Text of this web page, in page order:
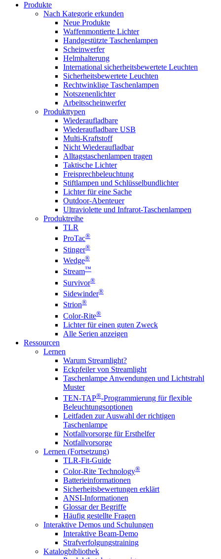
Produkte
Nach Kategorie erkunden
Neue Produkte
Waffenmontierte Lichter
Handgestützte Taschenlampen
Scheinwerfer
Helmhalterung
International sicherheitsbewertete Leuchten
Sicherheitsbewertete Leuchten
Rechtwinklige Taschenlampen
Notszenenlichter
Arbeitsscheinwerfer
Produkttypen
Wiederaufladbare
Wiederaufladbare USB
Multi-Kraftstoff
Nicht Wiederaufladbar
Alltagstaschenlampen tragen
Taktische Lichter
Freisprechbeleuchtung
Stiftlampen und Schlüsselbundlichter
Lichter für eine Sache
Outdoor-Abenteuer
Ultraviolette und Infrarot-Taschenlampen
Produktreihe
TLR
ProTac®
Stinger®
Wedge®
Stream™
Survivor®
Sidewinder®
Strion®
Color-Rite®
Lichter für einen guten Zweck
Alle Serien anzeigen
Ressourcen
Lernen
Warum Streamlight?
Eckpfeiler von Streamlight
Taschenlampe Anwendungen und Lichtstrahl
Muster
TEN-TAP®-Programmierung für flexible
Beleuchtungsoptionen
Leitfaden zur Auswahl der richtigen
Taschenlampe
Notfallvorsorge für Ersthelfer
Notfallvorsorge
Lernen (Fortsetzung)
TLR-Fit-Guide
Color-Rite Technology®
Batterieinformationen
Sicherheitsbewertungen erklärt
ANSI-Informationen
Glossar der Begriffe
Häufig gestellte Fragen
Interaktive Demos und Schulungen
Interaktive Beam-Demo
Strafverfolgungstraining
Katalogbibliothek